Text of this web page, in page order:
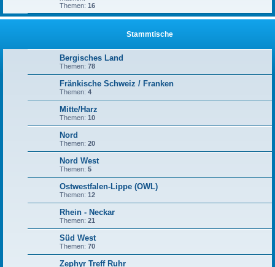
Themen: 16
Stammtische
Bergisches Land
Themen: 78
Fränkische Schweiz / Franken
Themen: 4
Mitte/Harz
Themen: 10
Nord
Themen: 20
Nord West
Themen: 5
Ostwestfalen-Lippe (OWL)
Themen: 12
Rhein - Neckar
Themen: 21
Süd West
Themen: 70
Zephyr Treff Ruhr